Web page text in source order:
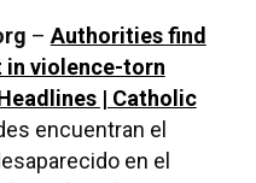
–Authorities find
in violence-torn
| Catholic
encuentran el
en el